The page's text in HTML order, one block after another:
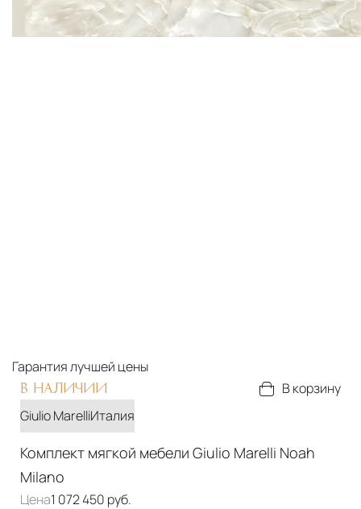
Гарантиялучшей цены
В НАЛИЧИИ
В корзину
Giulio MarelliИталия
Комплект мягкой мебели Giulio Marelli Noah
Milano
Цена1 072 450 руб.